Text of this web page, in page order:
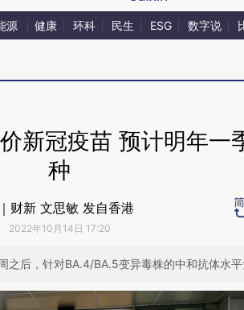
源 健康 环科 民生 ESG 数字说
新冠疫苗 预计明年一
种
财新 文思敏 发自香港
2022年10月14日 17:20
之后，针对BA.4/BA.5变异毒株的中和抗体水